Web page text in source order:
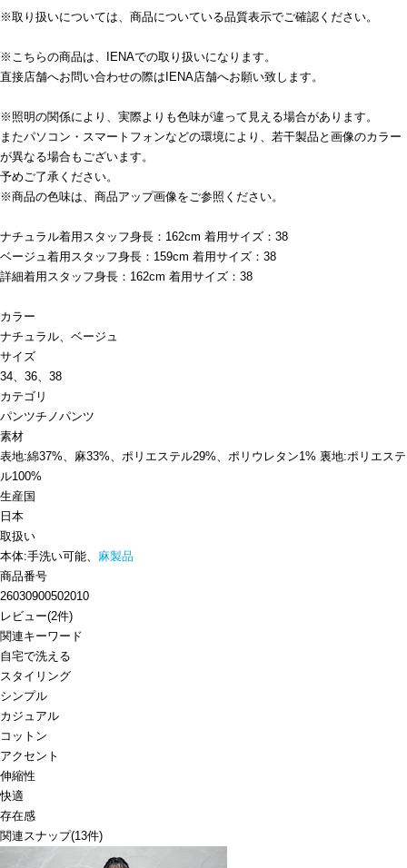
※取り扱いについては、商品についている品質表示でご確認ください。
※こちらの商品は、IENAでの取り扱いになります。
直接店舗へお問い合わせの際はIENA店舗へお願い致します。
※照明の関係により、実際よりも色味が違って見える場合があります。
またパソコン・スマートフォンなどの環境により、若干製品と画像のカラー
が異なる場合もございます。
予めご了承ください。
※商品の色味は、商品アップ画像をご参照ください。
ナチュラル着用スタッフ身長：162cm 着用サイズ：38
ベージュ着用スタッフ身長：159cm 着用サイズ：38
詳細着用スタッフ身長：162cm 着用サイズ：38
カラー
ナチュラル、ベージュ
サイズ
34、36、38
カテゴリ
パンツチノパンツ
素材
表地:綿37%、麻33%、ポリエステル29%、ポリウレタン1% 裏地:ポリエステ
ル100%
生産国
日本
取扱い
本体:手洗い可能、 麻製品
商品番号
26030900502010
レビュー(2件)
関連キーワード
自宅で洗える
スタイリング
シンプル
カジュアル
コットン
アクセント
伸縮性
快適
存在感
関連スナップ(13件)